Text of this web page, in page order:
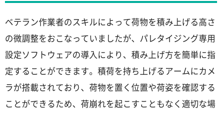
ベテラン作業者のスキルによって荷物を積み上げる高さ
の微調整をおこなっていましたが、パレタイジング専用
設定ソフトウェアの導入により、積み上げ方を簡単に指
定することができます。積荷を持ち上げるアームにカメ
ラが搭載されており、荷物を置く位置や荷姿を確認する
ことができるため、荷崩れを起こすこともなく適切な場